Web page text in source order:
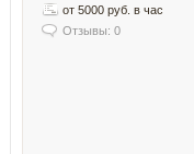
от 5000 руб. в час
Отзывы: 0